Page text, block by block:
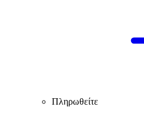
Πληρωθείτε